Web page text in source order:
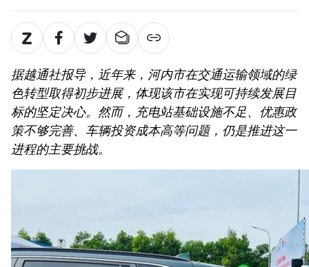
据越通社报导，近年来，河内市在交通运输领域的绿
色转型取得初步进展，体现该市在实现可持续发展目
标的坚定决心。然而，充电站基础设施不足、优惠政
策不够完善、车辆投资成本高等问题，仍是推进这一
进程的主要挑战。